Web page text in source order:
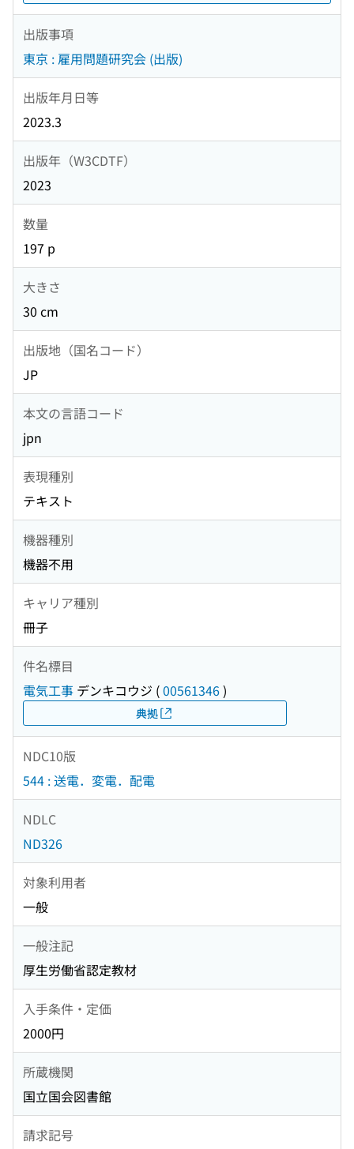
出版事項
東京 : 雇用問題研究会 (出版)
出版年月日等
2023.3
出版年（W3CDTF）
2023
数量
197 p
大きさ
30 cm
出版地（国名コード）
JP
本文の言語コード
jpn
表現種別
テキスト
機器種別
機器不用
キャリア種別
冊子
件名標目
電気工事 デンキコウジ (00561346)
典拠
NDC10版
544 : 送電．変電．配電
NDLC
ND326
対象利用者
一般
一般注記
厚生労働省認定教材
入手条件・定価
2000円
所蔵機関
国立国会図書館
請求記号